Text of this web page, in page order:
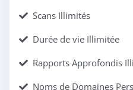
Scans Illimités
Durée de vie Illimitée
Rapports Approfondis
Noms de Domaines